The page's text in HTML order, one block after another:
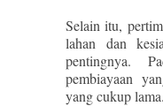
Selain itu,
lahan dan
pentingnya.
pembiayaan
yang cukup lama.